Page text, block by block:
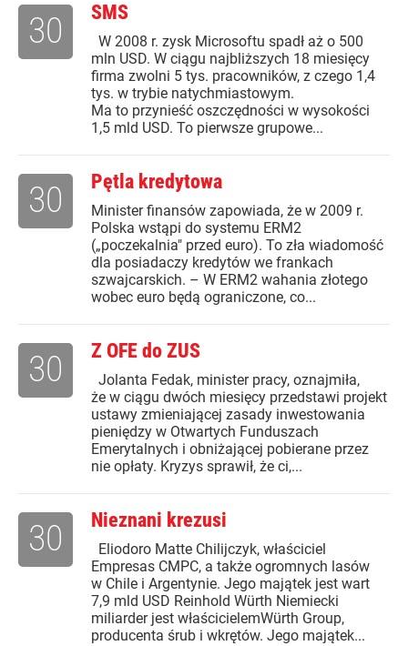
SMS
W 2008 r. zysk Microsoftu spadł aż o 500
mln USD. W ciągu najbliższych 18 miesięcy
firma zwolni 5 tys. pracowników, z czego 1,4
tys. w trybie natychmiastowym.
Ma to przynieść oszczędności w wysokości
1,5 mld USD. To pierwsze grupowe...
30
Pętla kredytowa
Minister finansów zapowiada, że w 2009 r.
Polska wstąpi do systemu ERM2
(„poczekalnia" przed euro). To zła wiadomość
dla posiadaczy kredytów we frankach
szwajcarskich. – W ERM2 wahania złotego
wobec euro będą ograniczone, co...
30
Z OFE do ZUS
Jolanta Fedak, minister pracy, oznajmiła,
że w ciągu dwóch miesięcy przedstawi projekt
ustawy zmieniającej zasady inwestowania
pieniędzy w Otwartych Funduszach
Emerytalnych i obniżającej pobierane przez
nie opłaty. Kryzys sprawił, że ci,...
30
Nieznani krezusi
Eliodoro Matte Chilijczyk, właściciel
Empresas CMPC, a także ogromnych lasów
w Chile i Argentynie. Jego majątek jest wart
7,9 mld USD Reinhold Würth Niemiecki
miliarder jest właścicielemWürth Group,
producenta śrub i wkrętów. Jego majątek...
30